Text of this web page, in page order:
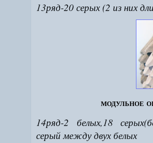
13ряд-20 серых (2 из них
модульное
14ряд-2 белых,18
серый между двух белых